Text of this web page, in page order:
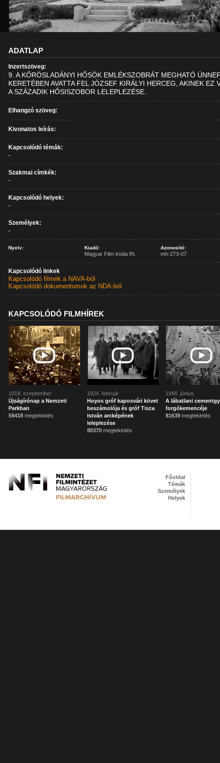
ADATLAP
Inzertszöveg:
9. A KŐRÖSLADÁNYI HŐSÖK EMLÉKSZOBRÁT MEGHATÓ
KERETÉBEN AVATTA FEL JÓZSEF KIRÁLYI HERCEG, AKINEK EZ
A SZÁZADIK HŐSISZOBOR LELEPLEZÉSE.
Elhangzó szöveg:
Kivonatos leírás:
Kapcsolódó témák:
-
Szakmai címkék:
-
Kapcsolódó helyek:
-
Személyek:
-
Nyelv: Kiadó:
Magyar Film Iroda Rt.
Azonosító:
mh-273-07
Kapcsolódó linkek
Kapcsolódó filmek a NAVA-ból
Kapcsolódó dokumentumok az NDA-ból
KAPCSOLÓDÓ FILMHÍREK
1918. szeptember
Újságírónap a Nemzeti
Parkban
59418 megtekintés
1924. február
Hoyos gróf kaposvári követ
beszámolója és gróf Tisza
István arcképének
leleplezése
80370 megtekintés
1948. június
A lábatlani
forgókemencéje
81639 megtekintés
Főoldal
Témák
Személyek
Helyek